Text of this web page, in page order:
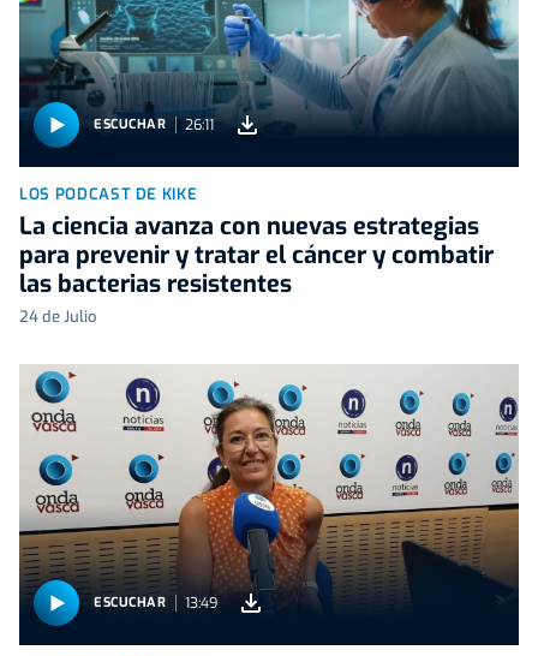
ESCUCHAR 26:11
LOS PODCAST DE KIKE
La ciencia avanza con nuevas estrategias
para prevenir y tratar el cáncer y combatir
las bacterias resistentes
24 de Julio
ESCUCHAR 13:49